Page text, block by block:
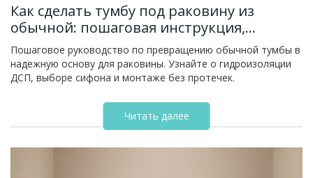
Как сделать тумбу под раковину из
обычной: пошаговая инструкция,
гидроизоляция и монтаж
Пошаговое руководство по превращению обычной тумбы в
надежную основу для раковины. Узнайте о гидроизоляции
ДСП, выборе сифона и монтаже без протечек.
Читать далее